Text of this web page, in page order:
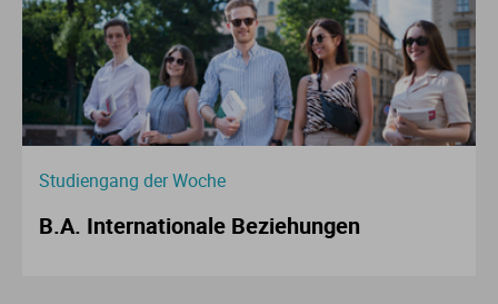
Studiengang der Woche
B.A. Internationale Beziehungen